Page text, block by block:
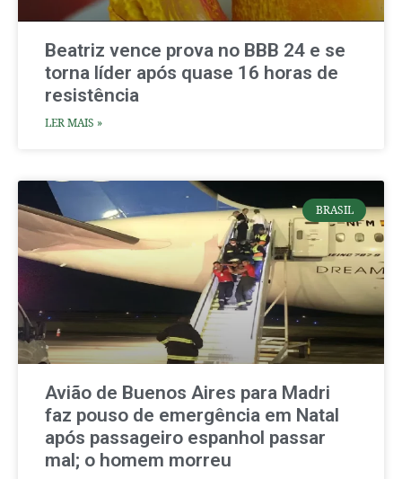
Beatriz vence prova no BBB 24 e se
torna líder após quase 16 horas de
resistência
LER MAIS »
BRASIL
Avião de Buenos Aires para Madri
faz pouso de emergência em Natal
após passageiro espanhol passar
mal; o homem morreu